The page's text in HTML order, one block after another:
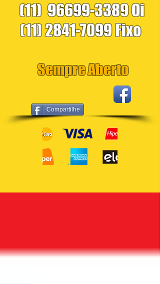
Compartilhe
(11) 96699-3389Oi
(11) 2841-7099Fixo
Sempre Aberto